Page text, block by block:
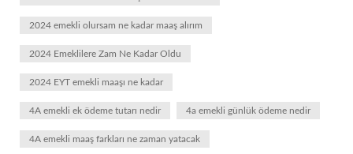
2024 emekli olursam ne kadar maaş alırım
2024 Emeklilere Zam Ne Kadar Oldu
2024 EYT emekli maaşı ne kadar
4A emekli ek ödeme tutarı nedir 4a emekli günlük ödeme nedir
4A emekli maaş farkları ne zaman yatacak